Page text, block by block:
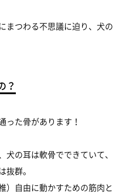
まつわる不思議に迫り、犬の
？
った骨があります！
の耳は軟骨でできていて、
群。
）自由に動かすための筋肉と